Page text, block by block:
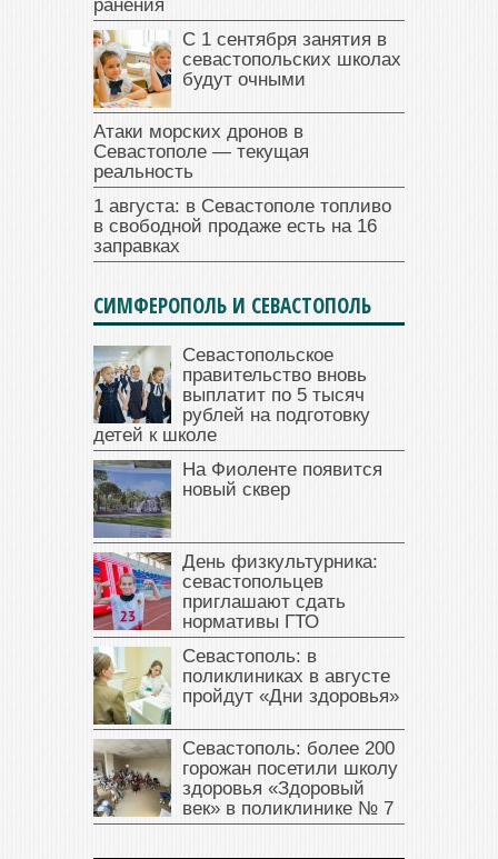
ранения
С 1 сентября занятия в
севастопольских школах
будут очными
Атаки морских дронов в
Севастополе — текущая
реальность
1 августа: в Севастополе топливо
в свободной продаже есть на 16
заправках
СИМФЕРОПОЛЬ И СЕВАСТОПОЛЬ
Севастопольское
правительство вновь
выплатит по 5 тысяч
рублей на подготовку
детей к школе
На Фиоленте появится
новый сквер
День физкультурника:
севастопольцев
приглашают сдать
нормативы ГТО
Севастополь: в
поликлиниках в августе
пройдут «Дни здоровья»
Севастополь: более 200
горожан посетили школу
здоровья «Здоровый
век» в поликлинике № 7